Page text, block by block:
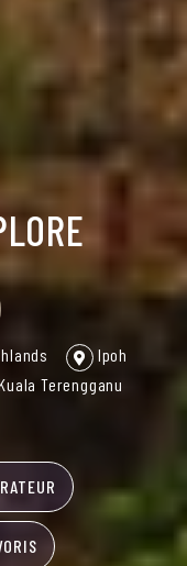
Ipoh
Terengganu